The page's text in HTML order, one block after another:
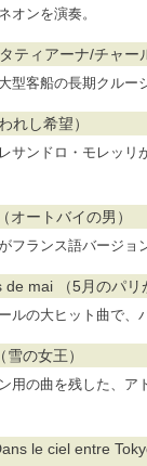
オンを演奏。
ティアーナ/チャー
型客船の長期クルー
れし希望）
サンドロ・モレッ
オートバイの男）
フランス語バージョ
mai （5月のパリ
ルの大ヒット曲で、
の女王）
用の曲を残した、
le ciel entre